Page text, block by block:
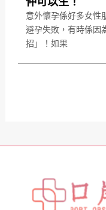
意外懷孕係好多女性
避孕失敗，有時係因
招」！如果